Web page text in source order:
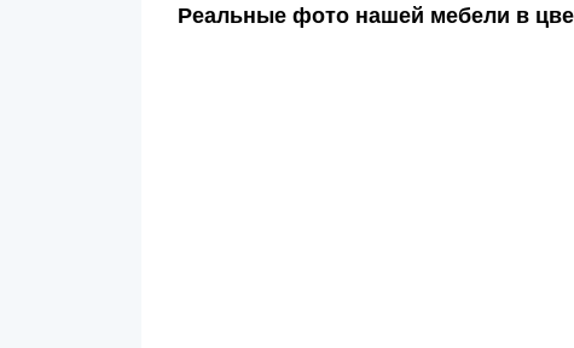
Реальные фото нашей мебели в